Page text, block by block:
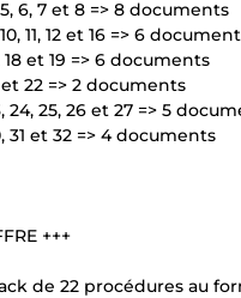
6, 7 et 8 => 8 documents
11, 12 et 16 => 6
et 19 => 6 documents
22 => 2 documents
25, 26 et 27 => 5
et 32 => 4 documents
+++
de 22 procédures au